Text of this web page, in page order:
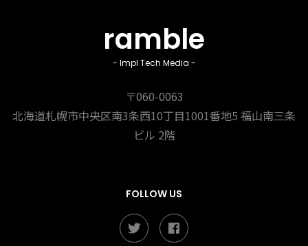
ramble
- Impl Tech Media -
〒060-0063
北海道札幌市中央区南3条西10丁目1001番地5 福山南三条
ビル 2階
FOLLOW US